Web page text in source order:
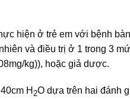
hiện ở trẻ em với bệnh
và điều trị ở 1 trong 3
kg)), hoặc giả dược.
H2O dựa trên hai đánh